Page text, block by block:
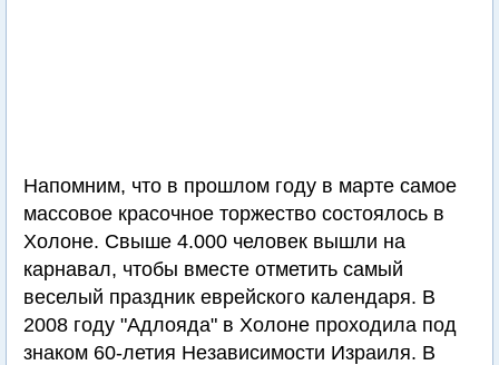
Напомним, что в прошлом году в марте самое
массовое красочное торжество состоялось в
Холоне. Свыше 4.000 человек вышли на
карнавал, чтобы вместе отметить самый
веселый праздник еврейского календаря. В
2008 году "Адлояда" в Холоне проходила под
знаком 60-летия Независимости Израиля. В